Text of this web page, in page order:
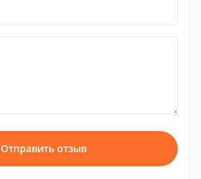
Отправить отзыв